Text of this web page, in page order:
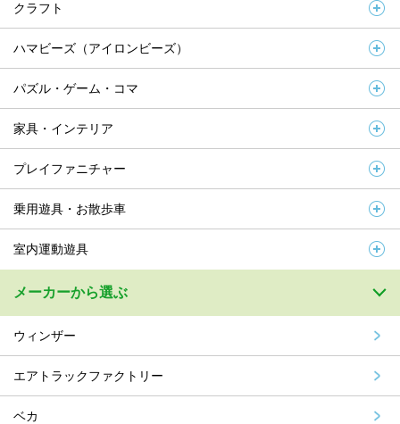
クラフト
ハマビーズ（アイロンビーズ）
パズル・ゲーム・コマ
家具・インテリア
プレイファニチャー
乗用遊具・お散歩車
室内運動遊具
メーカーから選ぶ
ウィンザー
エアトラックファクトリー
ベカ